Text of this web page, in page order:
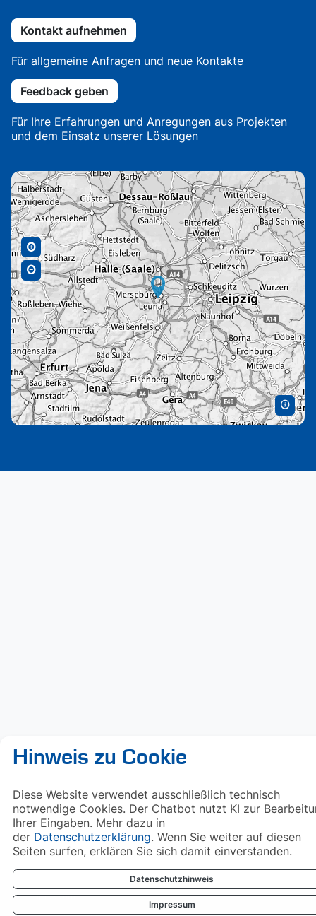
Hinweis zu Cookie
Diese Website verwendet ausschließlich technisch
notwendige Cookies. Der Chatbot nutzt KI zur
Ihrer Eingaben. Mehr dazu in
der Datenschutzerklärung. Wenn Sie weiter auf diesen
Seiten surfen, erklären Sie sich damit einverstanden.
Datenschutzhinweis
Impressum
Kontakt aufnehmen
Für allgemeine Anfragen und neue Kontakte
Feedback geben
Für Ihre Erfahrungen und Anregungen aus Projekten
und dem Einsatz unserer Lösungen
Impressum